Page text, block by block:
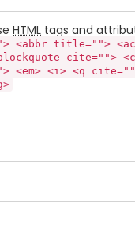
HTML tags and
<abbr title="">
cite="">
<em> <i> <q